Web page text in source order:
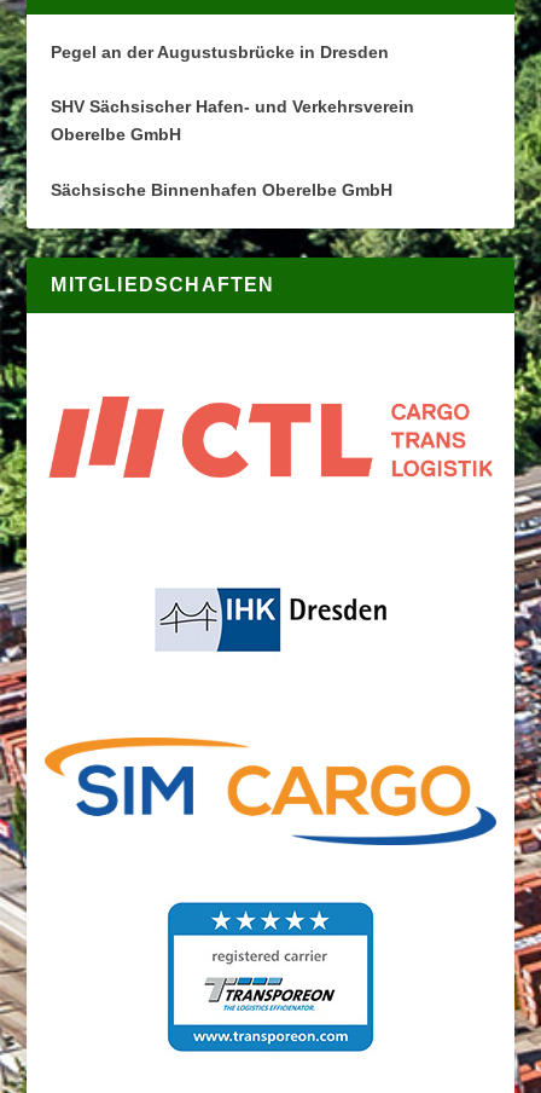
Pegel an der Augustusbrücke in Dresden
SHV Sächsischer Hafen- und Verkehrsverein
Oberelbe GmbH
Sächsische Binnenhafen Oberelbe GmbH
MITGLIEDSCHAFTEN